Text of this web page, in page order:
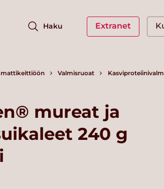
Haku Extranet
Valmisruoat
mureat ja
240 g